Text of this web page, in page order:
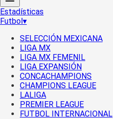
Estadísticas
Futbol▾
SELECCIÓN MEXICANA
LIGA MX
LIGA MX FEMENIL
LIGA EXPANSIÓN
CONCACHAMPIONS
CHAMPIONS LEAGUE
LALIGA
PREMIER LEAGUE
FUTBOL INTERNACIONAL